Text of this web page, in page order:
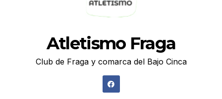
Atletismo Fraga
Club de Fraga y comarca del Bajo Cinca